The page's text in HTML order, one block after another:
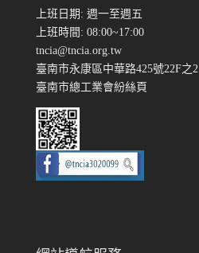
上班日期: 週一至週五
上班時間: 08:00~17:00
tncia@tncia.org.tw
臺南市永康區中華路425號22F之2
臺南市總工業會紛絲頁